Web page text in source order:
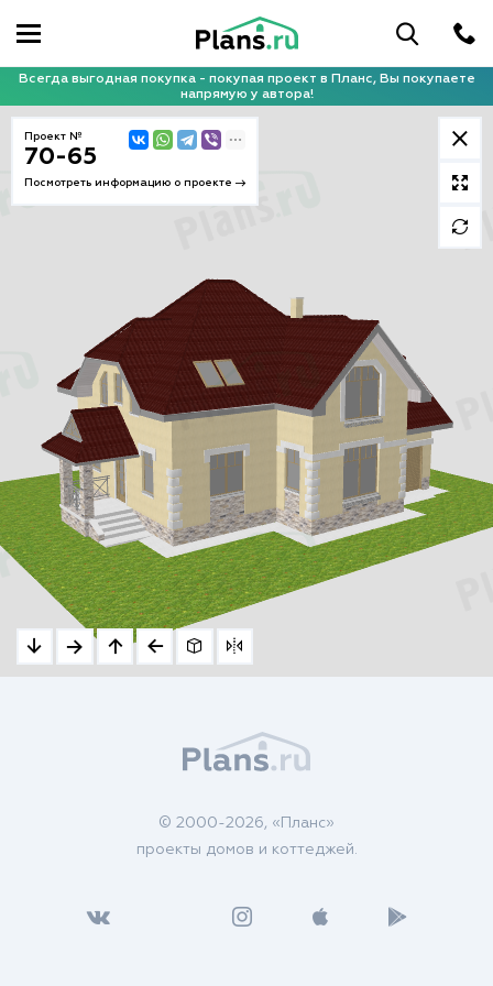
Всегда выгодная покупка - покупая проект в Планс, Вы покупаете
напрямую у автора!
Проект №
70-65
Посмотреть информацию о проекте
© 2000-2026, «Планс»
проекты домов и коттеджей.